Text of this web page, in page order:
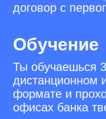
договор с
Ты обучаешься
дистанционном
формате и
офисах банка
Обучение